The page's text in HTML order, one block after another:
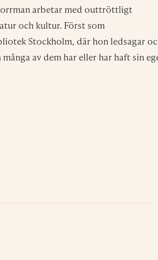
arbetar med outtröttligt
och kultur. Först som
Stockholm, där hon ledsagar
av dem har eller har haft sin